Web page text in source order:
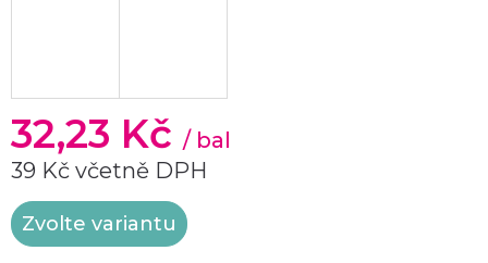
32,23 Kč / bal
39 Kč včetně DPH
Měrná
cena:
Zvolte variantu